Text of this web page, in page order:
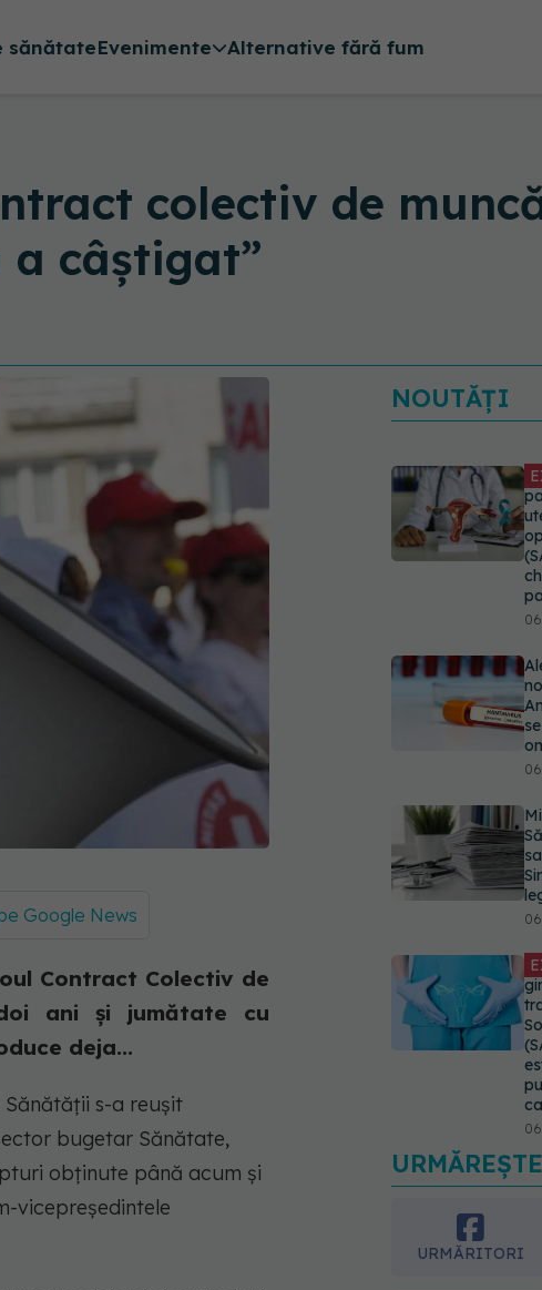
sănătateEvenimente Alternative fără fum
colectiv de
a câștigat”
Google News
Contract Colectiv de
ani și jumătate cu
deja...
s-a reuşit
bugetar Sănătate,
obţinute până acum şi
vicepreşedintele
NOUTĂȚI
URMĂRITORI